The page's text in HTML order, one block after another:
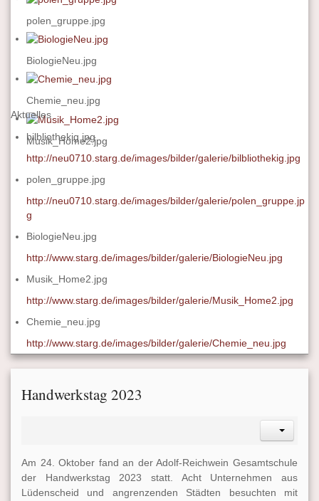
polen_gruppe.jpg
BiologieNeu.jpg
Chemie_neu.jpg
Musik_Home2.jpg
Aktuelles
bilbliothekig.jpg
http://neu0710.starg.de/images/bilder/galerie/bilbliothekig.jpg
polen_gruppe.jpg
http://neu0710.starg.de/images/bilder/galerie/polen_gruppe.jp
g
BiologieNeu.jpg
http://www.starg.de/images/bilder/galerie/BiologieNeu.jpg
Musik_Home2.jpg
http://www.starg.de/images/bilder/galerie/Musik_Home2.jpg
Chemie_neu.jpg
http://www.starg.de/images/bilder/galerie/Chemie_neu.jpg
Handwerkstag 2023
Am 24. Oktober fand an der Adolf-Reichwein Gesamtschule
der Handwerkstag 2023 statt. Acht Unternehmen aus
Lüdenscheid und angrenzenden Städten besuchten mit